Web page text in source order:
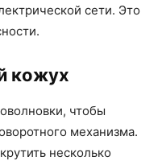
сети. Это
кожух
чтобы
механизма.
несколько